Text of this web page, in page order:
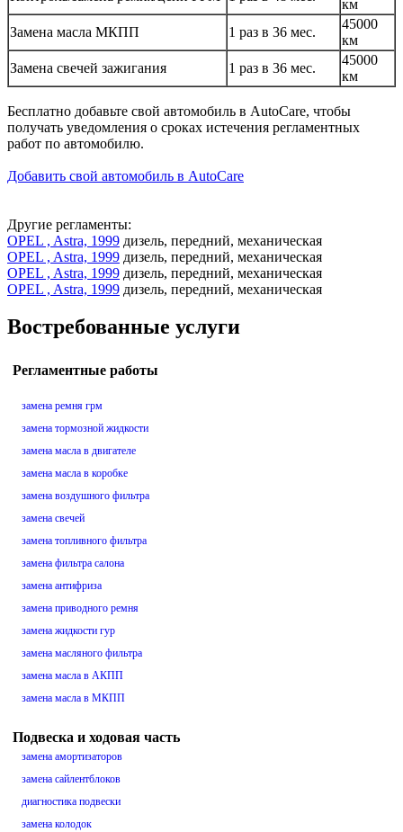
км
Замена масла МКПП
1 раз в 36 мес.
45000
км
Замена свечей зажигания
1 раз в 36 мес.
45000
км
Бесплатно добавьте свой автомобиль в AutoCare, чтобы
получать уведомления о сроках истечения регламентных
работ по автомобилю.
Добавить свой автомобиль в AutoCare
Другие регламенты:
OPEL , Astra, 1999 дизель, передний, механическая
OPEL , Astra, 1999 дизель, передний, механическая
OPEL , Astra, 1999 дизель, передний, механическая
OPEL , Astra, 1999 дизель, передний, механическая
Востребованные услуги
Регламентные работы
замена ремня грм
замена тормозной жидкости
замена масла в двигателе
замена масла в коробке
замена воздушного фильтра
замена свечей
замена топливного фильтра
замена фильтра салона
замена антифриза
замена приводного ремня
замена жидкости гур
замена масляного фильтра
замена масла в АКПП
замена масла в МКПП
Подвеска и ходовая часть
замена амортизаторов
замена сайлентблоков
диагностика подвески
замена колодок